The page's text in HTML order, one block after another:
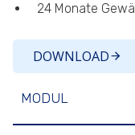
24 Monate
DOWNLOAD
MODUL